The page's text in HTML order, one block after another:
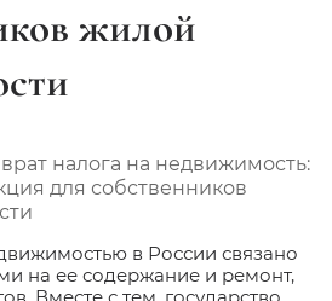
жилой
в России связано
на ее содержание и ремонт,